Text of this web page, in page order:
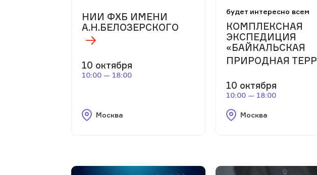
НИИ ФХБ ИМЕНИ
А.Н.БЕЛОЗЕРСКОГО
10 октября
10:00 — 18:00
Москва
будет интересно всем
КОМПЛЕКСНАЯ
ЭКСПЕДИЦИЯ
«БАЙКАЛЬСКАЯ
ПРИРОДНАЯ ТЕРР
10 октября
10:00 — 18:00
Москва